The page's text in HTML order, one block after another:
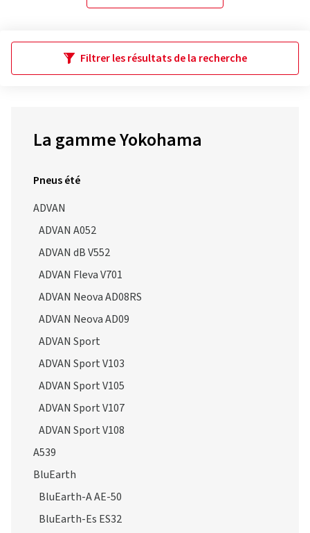
Filtrer les résultats de la recherche
La gamme Yokohama
Pneus été
ADVAN
ADVAN A052
ADVAN dB V552
ADVAN Fleva V701
ADVAN Neova AD08RS
ADVAN Neova AD09
ADVAN Sport
ADVAN Sport V103
ADVAN Sport V105
ADVAN Sport V107
ADVAN Sport V108
A539
BluEarth
BluEarth-A AE-50
BluEarth-Es ES32